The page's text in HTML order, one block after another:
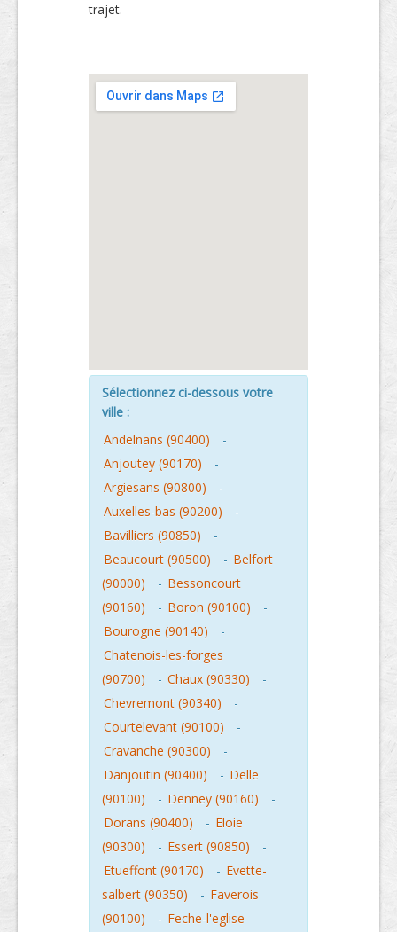
trajet.
Sélectionnez ci-dessous votre
ville :
Andelnans (90400)
-
Anjoutey (90170)
-
Argiesans (90800)
-
Auxelles-bas (90200)
-
Bavilliers (90850)
-
Beaucourt (90500)
- Belfort
(90000)
- Bessoncourt
(90160)
- Boron (90100)
-
Bourogne (90140)
-
Chatenois-les-forges
(90700)
- Chaux (90330)
-
Chevremont (90340)
-
Courtelevant (90100)
-
Cravanche (90300)
-
Danjoutin (90400)
- Delle
(90100)
- Denney (90160)
-
Dorans (90400)
- Eloie
(90300)
- Essert (90850)
-
Etueffont (90170)
- Evette-
salbert (90350)
- Faverois
(90100)
- Feche-l'eglise